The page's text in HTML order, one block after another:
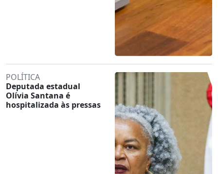
POLÍTICA
Deputada estadual
Olívia Santana é
hospitalizada às pressas